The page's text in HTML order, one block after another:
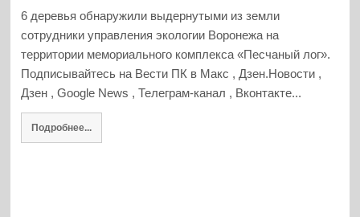
6 деревья обнаружили выдернутыми из земли
сотрудники управления экологии Воронежа на
территории мемориального комплекса «Песчаный лог».
Подписывайтесь на Вести ПК в Макс , Дзен.Новости ,
Дзен , Google News , Телеграм-канал , Вконтакте...
Подробнее...